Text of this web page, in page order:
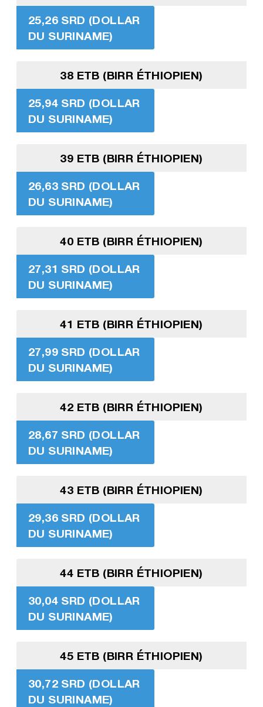
25,26 SRD (DOLLAR
DU SURINAME)
38 ETB (BIRR ÉTHIOPIEN)
25,94 SRD (DOLLAR
DU SURINAME)
39 ETB (BIRR ÉTHIOPIEN)
26,63 SRD (DOLLAR
DU SURINAME)
40 ETB (BIRR ÉTHIOPIEN)
27,31 SRD (DOLLAR
DU SURINAME)
41 ETB (BIRR ÉTHIOPIEN)
27,99 SRD (DOLLAR
DU SURINAME)
42 ETB (BIRR ÉTHIOPIEN)
28,67 SRD (DOLLAR
DU SURINAME)
43 ETB (BIRR ÉTHIOPIEN)
29,36 SRD (DOLLAR
DU SURINAME)
44 ETB (BIRR ÉTHIOPIEN)
30,04 SRD (DOLLAR
DU SURINAME)
45 ETB (BIRR ÉTHIOPIEN)
30,72 SRD (DOLLAR
DU SURINAME)